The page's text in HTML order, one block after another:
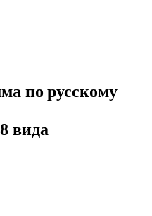
по русскому
вида